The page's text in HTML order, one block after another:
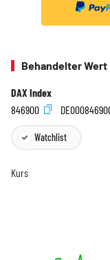
Behandelter Wert
DAX Index
846900
Watchlist
Kurs